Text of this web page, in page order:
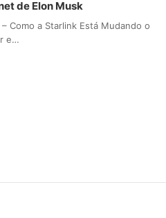
de Elon Musk
Como a Starlink Está Mudando o
e…